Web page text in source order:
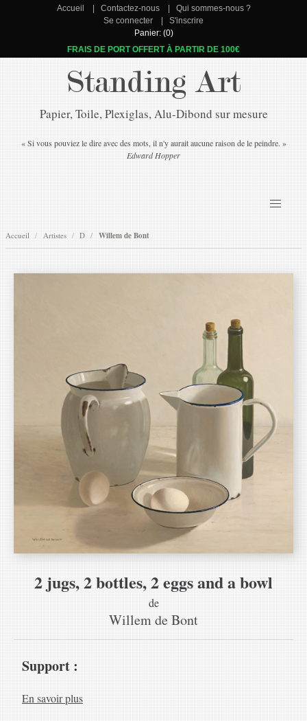
Accueil Contactez-nous
Qui sommes-nous ?
Se connecter
S'inscrire
Panier: (0)
FRAIS DE PORT OFFERT À PARTIR DE 100€
Standing Art
Papier, Toile, Plexiglas, Alu-Dibond sur mesure
« Si vous pouviez le dire avec des mots, il n'y aurait aucune raison de le peindre. »
Edward Hopper
Accueil Artistes D Willem de Bont
2 jugs, 2 bottles, 2 eggs and a bowl
de
Willem de Bont
Support :
En savoir plus